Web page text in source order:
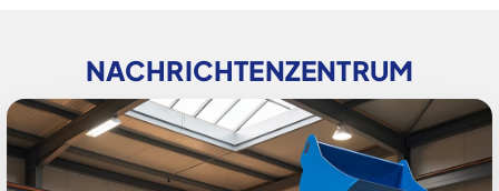
NACHRICHTENZENTRUM